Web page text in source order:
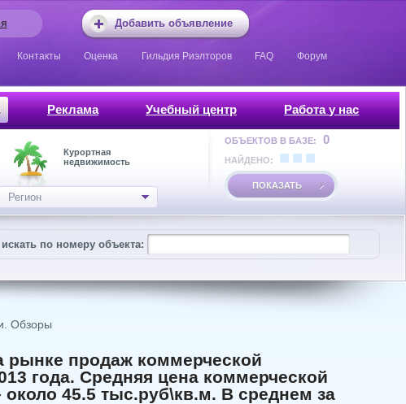
Добавить объявление
Контакты Оценка Гильдия Риэлторов FAQ Форум
Реклама Учебный центр Работа у нас
Курортная
недвижимость
Регион
ОБЪЕКТОВ В БАЗЕ: 0
НАЙДЕНО:
ПОКАЗАТЬ
искать по номеру объекта:
Обзоры
рынке продаж коммерческой
года. Средняя цена коммерческой
45.5 тыс.руб\кв.м. В среднем за